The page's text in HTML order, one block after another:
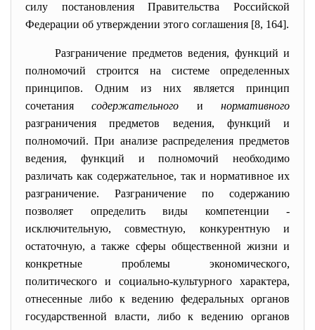
силу постановления Правительства Российской
Федерации об утверждении этого соглашения [8, 164].
Разграничение предметов ведения, функций и
полномочий строится на системе определенных
принципов. Одним из них является принцип
сочетаниясодержательного и нормативного
разграничения предметов ведения, функций и
полномочий. При анализе распределения предметов
ведения, функций и полномочий необходимо
различать как содержательное, так и нормативное их
разграничение. Разграничение по содержанию
позволяет определить виды компетенции -
исключительную, совместную, конкурентную и
остаточную, а также сферы общественной жизни и
конкретные проблемы экономического,
политического и социально-культурного характера,
отнесенные либо к ведению федеральных органов
государственной власти, либо к ведению органов